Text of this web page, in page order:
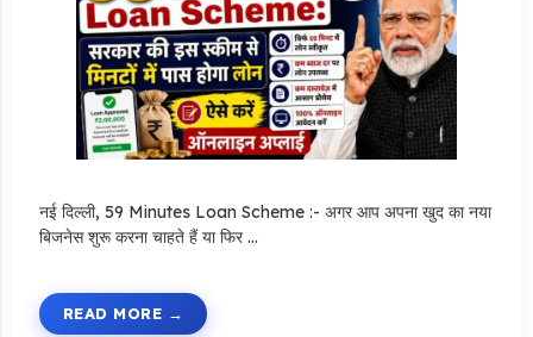
नई दिल्ली, 59 Minutes Loan Scheme :- अगर आप अपना खुद का नया
बिजनेस शुरू करना चाहते हैं या फिर …
READ MORE